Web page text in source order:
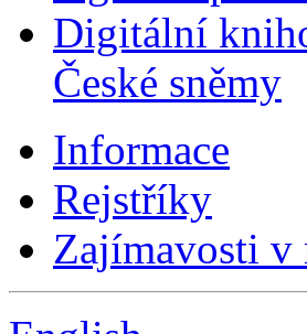
Digitální
České sněmy
Informace
Rejstříky
Zajímavosti v